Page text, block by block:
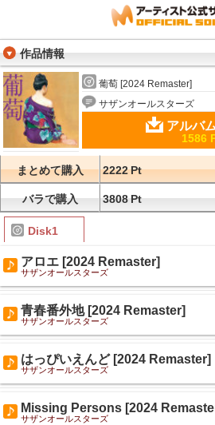
作品情報
葡萄 [2024 Remaster]
サザンオールスターズ
アルバ
1586
まとめて購入 2222Pt
バラで購入 3808Pt
Disk1
アロエ [2024 Remaster]
サザンオールスターズ
青春番外地 [2024 Remaster]
サザンオールスターズ
はっぴいえんど [2024 Remaster]
サザンオールスターズ
Missing Persons [2024
サザンオールスターズ